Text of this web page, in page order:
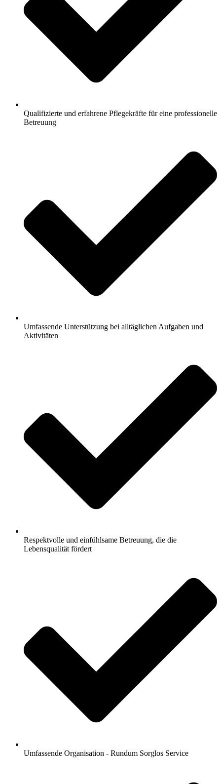
Qualifizierte und erfahrene Pflegekräfte für eine professionelle
Betreuung
Umfassende Unterstützung bei alltäglichen Aufgaben und
Aktivitäten
Respektvolle und einfühlsame Betreuung, die die
Lebensqualität fördert
Umfassende Organisation - Rundum Sorglos Service